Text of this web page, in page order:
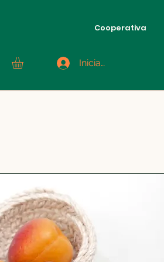
Cooperativa
Iniciar sesión